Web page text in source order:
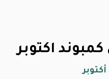
كمبوند اكتوبر